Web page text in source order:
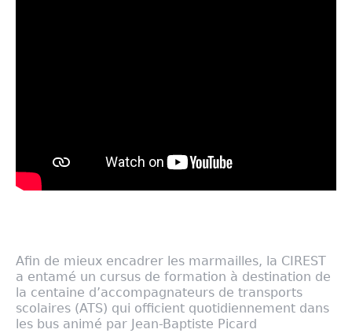
Afin de mieux encadrer les marmailles, la CIREST
a entamé un cursus de formation à destination de
la centaine d’accompagnateurs de transports
scolaires (ATS) qui officient quotidiennement dans
les bus animé par Jean-Baptiste Picard